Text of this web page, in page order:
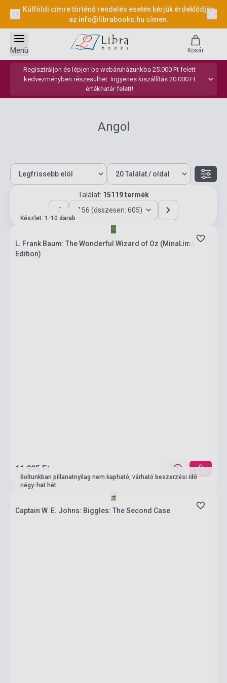
Külföldi címre történő rendelés esetén kérjük érdeklődjön
az info@librabooks.hu címen.
Regisztráljon és lépjen be webáruházunkba 25.000 Ft felett
kedvezményben részesülhet. Ingyenes kiszállítás 20.000 Ft
értékhatár felett!
Menü Kosár
Angol
Találat: 15119 termék
156 (összesen: 605)
Készlet: 1-10 darab
L. Frank Baum: The Wonderful Wizard of Oz (MinaLima
Edition)
11 995 Ft
Boltunkban pillanatnyilag nem kapható, várható beszerzési idő
négy-hat hét
Captain W. E. Johns: Biggles: The Second Case